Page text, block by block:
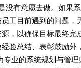
愿去做。如果系统
工目前遇到的问题
，以确保目标最终完
结、表彰鼓励外，
业的系统规划与管